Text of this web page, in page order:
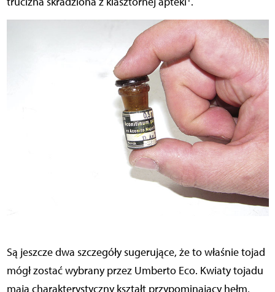
Są jeszcze dwa szczegóły sugerujące, że to właśnie tojad
mógł zostać wybrany przez Umberto Eco. Kwiaty tojadu
mają charakterystyczny kształt przypominający hełm,